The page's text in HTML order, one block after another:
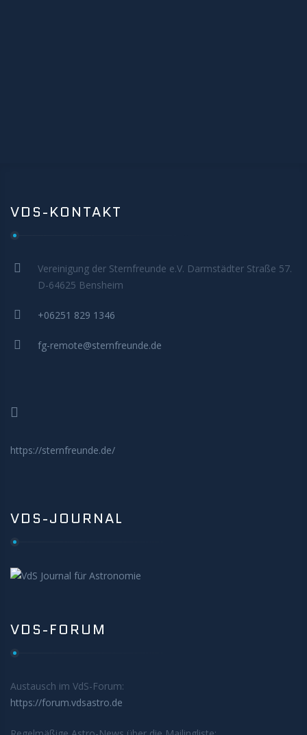
VDS-KONTAKT
Vereinigung der Sternfreunde e.V. Darmstädter Straße 57.
D-64625 Bensheim
+06251 829 1346
fg-remote@sternfreunde.de
https://sternfreunde.de/
VDS-JOURNAL
VDS-FORUM
Austausch im VdS-Forum:
https://forum.vdsastro.de